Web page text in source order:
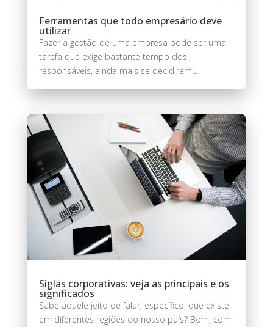
Ferramentas que todo empresário deve
utilizar
Fazer a gestão de uma empresa pode ser uma
tarefa que exige bastante tempo dos
responsáveis, ainda mais se decidirem...
Siglas corporativas: veja as principais e os
significados
Sabe aquele jeito de falar, específico, que existe
em diferentes regiões do nosso país? Bom, com